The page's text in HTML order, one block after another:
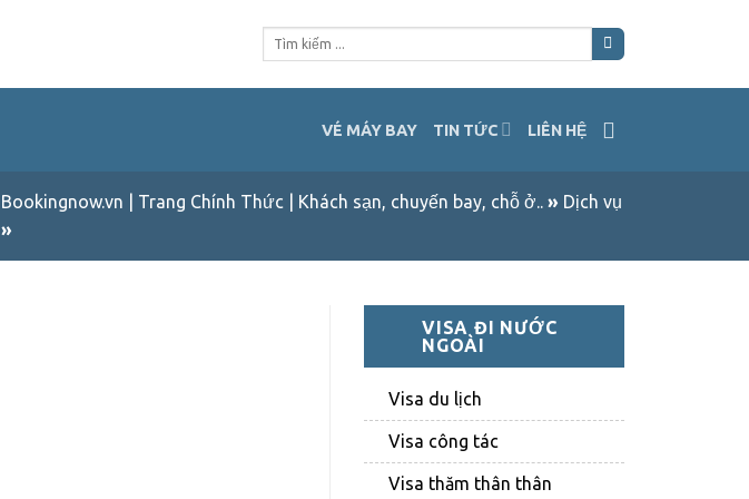
Tìm
VÉ MÁY BAY TIN TỨC LIÊN HỆ
Bookingnow.vn | Trang Chính Thức | Khách sạn, chuyến bay, chỗ ở.. » Dịch vụ
»
VISA ĐI NƯỚC
NGOÀI
Visa du lịch
Visa công tác
Visa thăm thân thân